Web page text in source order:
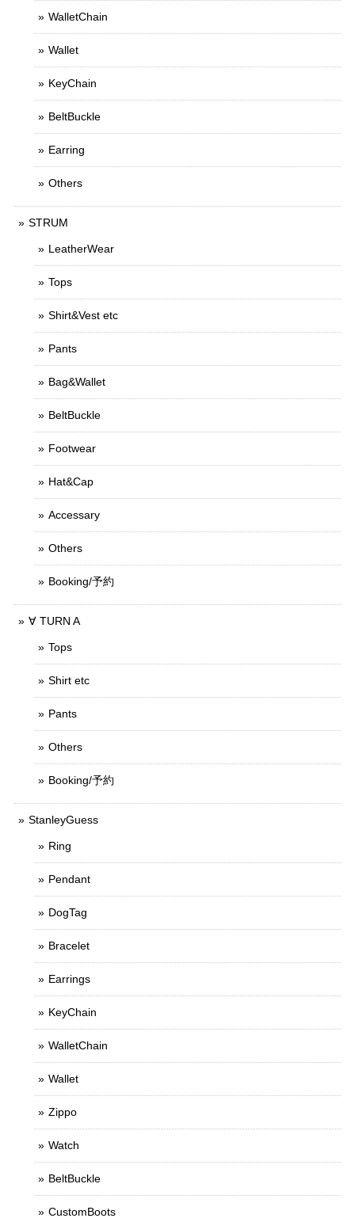
WalletChain
Wallet
KeyChain
BeltBuckle
Earring
Others
STRUM
LeatherWear
Tops
Shirt&Vest etc
Pants
Bag&Wallet
BeltBuckle
Footwear
Hat&Cap
Accessary
Others
Booking/予約
∀ TURN A
Tops
Shirt etc
Pants
Others
Booking/予約
StanleyGuess
Ring
Pendant
DogTag
Bracelet
Earrings
KeyChain
WalletChain
Wallet
Zippo
Watch
BeltBuckle
CustomBoots